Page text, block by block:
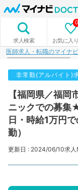
求人検索 お気に入
0
医師求人・転職のマイナ
非常勤(アルバイト)
【福岡県／福岡
ニックでの募集
日・時給1万円
勤）
更新日 : 2024/06/10求